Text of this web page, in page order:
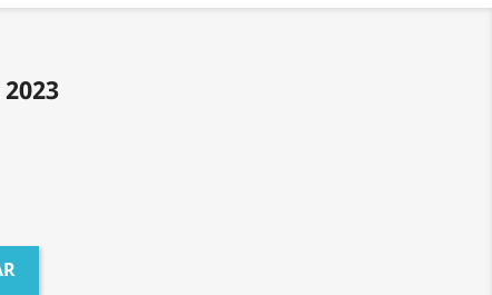
2023